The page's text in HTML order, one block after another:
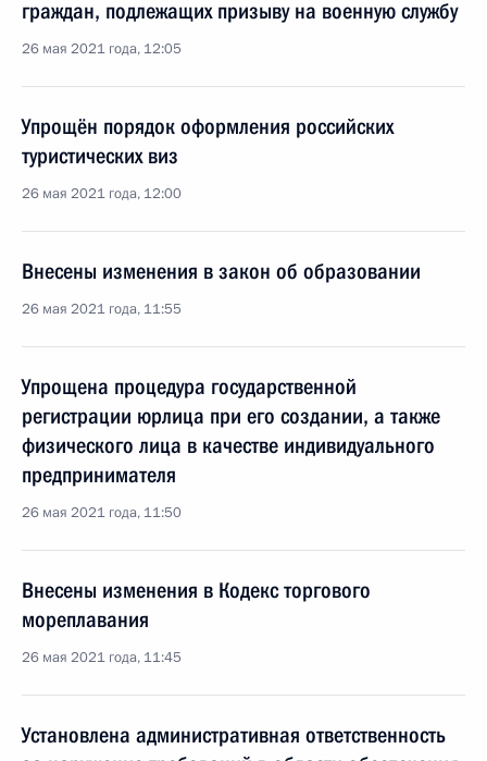
граждан, подлежащих призыву на военную службу
26 мая 2021 года, 12:05
Упрощён порядок оформления российских
туристических виз
26 мая 2021 года, 12:00
Внесены изменения в закон об образовании
26 мая 2021 года, 11:55
Упрощена процедура государственной
регистрации юрлица при его создании, а также
физического лица в качестве индивидуального
предпринимателя
26 мая 2021 года, 11:50
Внесены изменения в Кодекс торгового
мореплавания
26 мая 2021 года, 11:45
Установлена административная ответственность